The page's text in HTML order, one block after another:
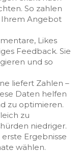
So zahlen
Ihrem Angebot
Likes
Feedback. Sie
und so
liefert Zahlen –
Daten helfen
zu optimieren.
zu
niedriger.
Ergebnisse
wählen.